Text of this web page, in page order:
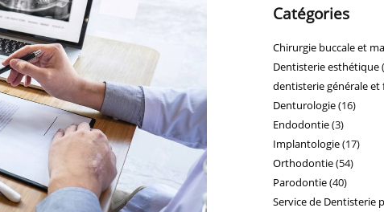
Catégories
Chirurgie buccale et
Dentisterie esthétique
dentisterie générale et
Denturologie(16)
Endodontie(3)
Implantologie(17)
Orthodontie(54)
Parodontie(40)
Service de Dentisterie